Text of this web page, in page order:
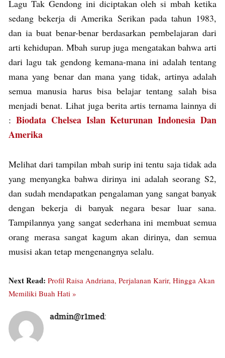
Lagu Tak Gendong ini diciptakan oleh si mbah ketika
sedang bekerja di Amerika Serikan pada tahun 1983,
dan ia buat benar-benar berdasarkan pembelajaran dari
arti kehidupan. Mbah surup juga mengatakan bahwa arti
dari lagu tak gendong kemana-mana ini adalah tentang
mana yang benar dan mana yang tidak, artinya adalah
semua manusia harus bisa belajar tentang salah bisa
menjadi benat. Lihat juga berita artis ternama lainnya di
: Biodata Chelsea Islan Keturunan Indonesia Dan
Amerika
Melihat dari tampilan mbah surip ini tentu saja tidak ada
yang menyangka bahwa dirinya ini adalah seorang S2,
dan sudah mendapatkan pengalaman yang sangat banyak
dengan bekerja di banyak negara besar luar sana.
Tampilannya yang sangat sederhana ini membuat semua
orang merasa sangat kagum akan dirinya, dan semua
musisi akan tetap mengenangnya selalu.
Next Read: Profil Raisa Andriana, Perjalanan Karir, Hingga Akan
Memiliki Buah Hati »
admin@r1med: